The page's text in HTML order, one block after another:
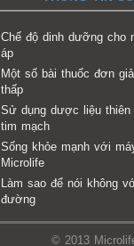
Chế độ dinh dưỡng cho
áp
Một số bài thuốc đơn
thấp
Sử dụng dược liệu thiên
tim mạch
Sống khỏe mạnh với
Microlife
Làm sao để nói không
đường
© 2013